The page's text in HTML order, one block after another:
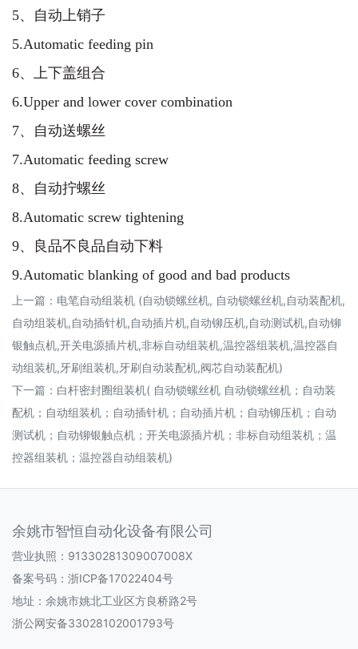
5、自动上销子
5.Automatic feeding pin
6、上下盖组合
6.Upper and lower cover combination
7、自动送螺丝
7.Automatic feeding screw
8、自动拧螺丝
8.Automatic screw tightening
9、良品不良品自动下料
9.Automatic blanking of good and bad products
上一篇： 电笔自动组装机 (自动锁螺丝机, 自动锁螺丝机,自动装配机,
自动组装机,自动插针机,自动插片机,自动铆压机,自动测试机,自动铆
银触点机,开关电源插片机,非标自动组装机,温控器组装机,温控器自
动组装机,牙刷组装机,牙刷自动装配机,阀芯自动装配机)
下一篇： 白杆密封圈组装机( 自动锁螺丝机 自动锁螺丝机；自动装
配机；自动组装机；自动插针机；自动插片机；自动铆压机；自动
测试机；自动铆银触点机；开关电源插片机；非标自动组装机；温
控器组装机；温控器自动组装机)
余姚市智恒自动化设备有限公司
营业执照：91330281309007008X
备案号码： 浙ICP备17022404号
地址：余姚市姚北工业区方良桥路2号
浙公网安备33028102001793号